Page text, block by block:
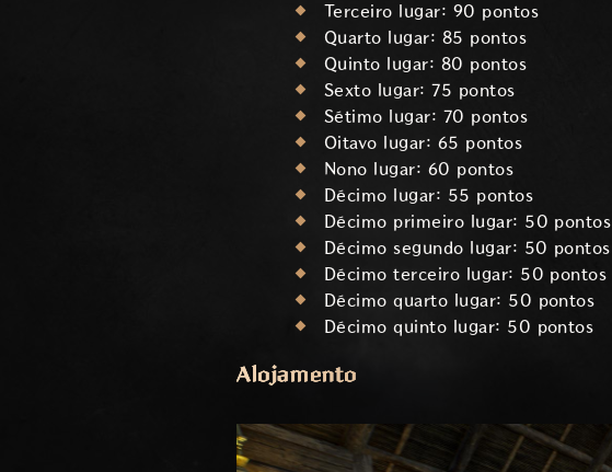
Terceiro lugar: 90 pontos
Quarto lugar: 85 pontos
Quinto lugar: 80 pontos
Sexto lugar: 75 pontos
Sétimo lugar: 70 pontos
Oitavo lugar: 65 pontos
Nono lugar: 60 pontos
Décimo lugar: 55 pontos
Décimo primeiro lugar: 50 pontos
Décimo segundo lugar: 50 pontos
Décimo terceiro lugar: 50 pontos
Décimo quarto lugar: 50 pontos
Décimo quinto lugar: 50 pontos
Alojamento